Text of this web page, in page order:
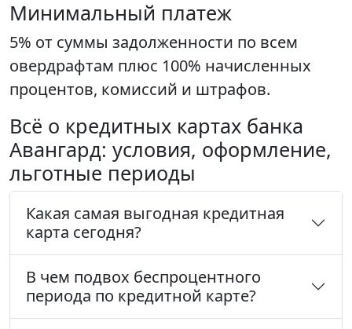
Минимальный платеж
5% от суммы задолженности по всем
овердрафтам плюс 100% начисленных
процентов, комиссий и штрафов.
Всё о кредитных картах банка
Авангард: условия, оформление,
льготные периоды
Какая самая выгодная кредитная
карта сегодня?
В чем подвох беспроцентного
периода по кредитной карте?